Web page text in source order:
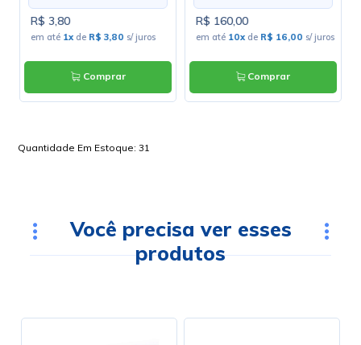
R$ 3,80
em até 1xde R$ 3,80 s/ juros
Comprar
R$ 160,00
em até 10xde R$ 16,00 s/ juros
Comprar
Quantidade Em Estoque:31
Você precisa ver esses
produtos